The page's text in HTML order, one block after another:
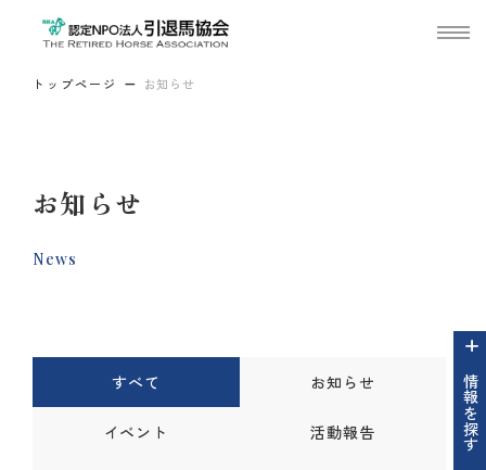
トップページ お知らせ
お知らせ
News
情報を探す
すべて お知らせ
イベント 活動報告